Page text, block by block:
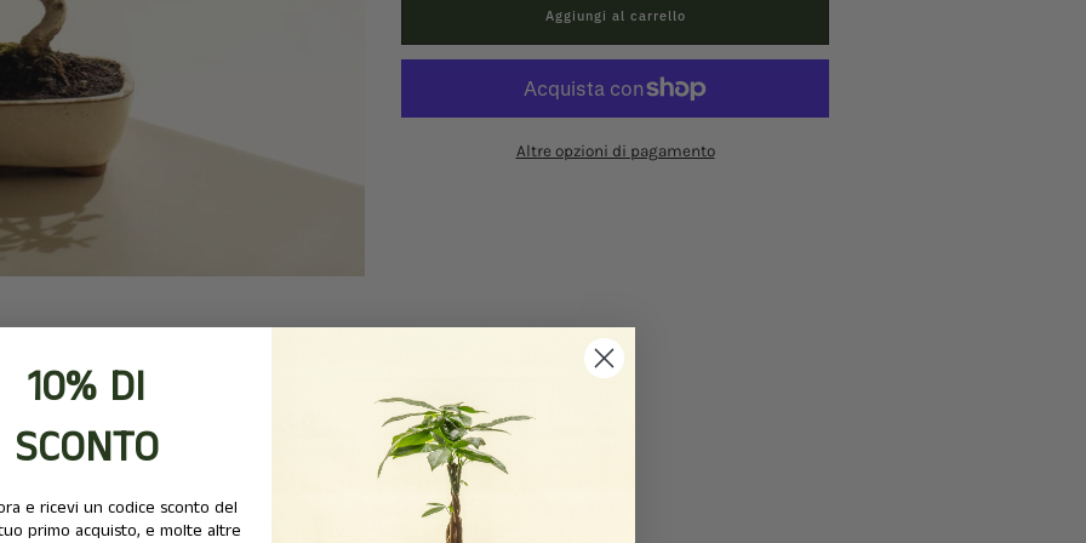
Aggiungi al carrello
Altre opzioni di pagamento
l'olivo, è un simbolo di longevità e resistenza.
gli conferiscono un'aria elegante e
necessita di irrigazioni moderate e un
10% DI
SCONTO
e ricevi un codice sconto del
primo acquisto, e molte altre